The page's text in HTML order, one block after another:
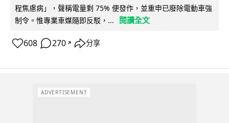
程焦慮病」，聲稱電量剩 75% 便發作，並重申已廢除電動車強
制令。惟專業車媒隨即反駁，...
閱讀全文
608 270 ↗ 分享
ADVERTISEMENT